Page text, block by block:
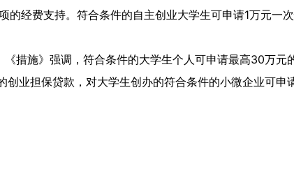
的经费支持。符合条件的自主创业大学生可申请1万元一
施》强调，符合条件的大学生个人可申请最高30万元
创业担保贷款，对大学生创办的符合条件的小微企业可